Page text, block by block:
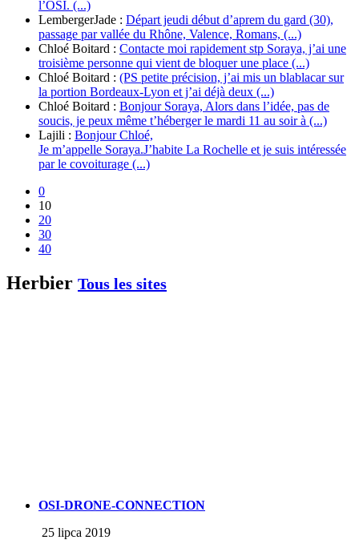
l’OSI. (...)
LembergerJade : Départ jeudi début d’aprem du gard (30),
passage par vallée du Rhône, Valence, Romans, (...)
Chloé Boitard : Contacte moi rapidement stp Soraya, j’ai une
troisième personne qui vient de bloquer une place (...)
Chloé Boitard : (PS petite précision, j’ai mis un blablacar sur
la portion Bordeaux-Lyon et j’ai déjà deux (...)
Chloé Boitard : Bonjour Soraya, Alors dans l’idée, pas de
soucis, je peux même t’héberger le mardi 11 au soir à (...)
Lajili : Bonjour Chloé,
Je m’appelle Soraya.J’habite La Rochelle et je suis intéressée
par le covoiturage (...)
0
10
20
30
40
Herbier Tous les sites
OSI-DRONE-CONNECTION
25 lipca 2019